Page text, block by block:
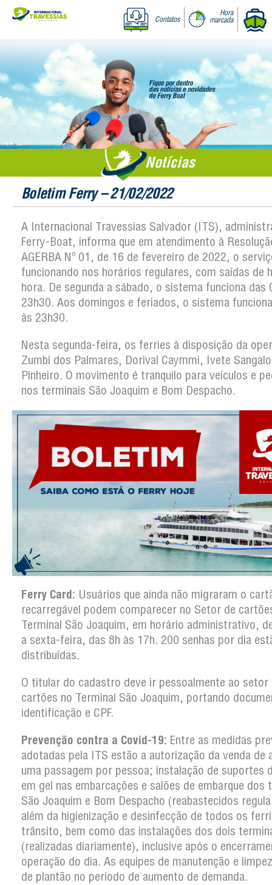
Contatos
Hora
marcada
Notícias
Boletim Ferry – 21/02/2022
A Internacional Travessias Salvador (ITS),
Ferry-Boat, informa que em atendimento à
AGERBA Nº 01, de 16 de fevereiro de 2022, o
funcionando nos horários regulares, com saídas de
hora. De segunda a sábado, o sistema funciona das
23h30. Aos domingos e feriados, o sistema
às 23h30.
Nesta segunda-feira, os ferries à disposição da
Zumbi dos Palmares, Dorival Caymmi, Ivete
Pinheiro. O movimento é tranquilo para veículos e
nos terminais São Joaquim e Bom Despacho.
Ferry Card: Usuários que ainda não migraram o
recarregável podem comparecer no Setor de
Terminal São Joaquim, em horário administrativo,
a sexta-feira, das 8h às 17h. 200 senhas por dia
distribuídas.
O titular do cadastro deve ir pessoalmente ao setor
cartões no Terminal São Joaquim, portando
identificação e CPF.
Prevenção contra a Covid-19: Entre as medidas
adotadas pela ITS estão a autorização da venda de
uma passagem por pessoa; instalação de suportes
em gel nas embarcações e salões de embarque dos
São Joaquim e Bom Despacho (reabastecidos
além da higienização e desinfecção de todos os
trânsito, bem como das instalações dos dois
(realizadas diariamente), inclusive após o
operação do dia. As equipes de manutenção e
de plantão no período de aumento de demanda.